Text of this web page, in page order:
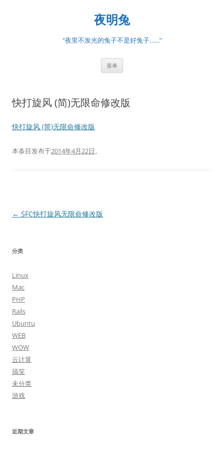
夜明兔
“夜里不发光的兔子不是好兔子……”
菜单
快打旋风 (简)无限命修改版
快打旋风 (简)无限命修改版
本条目发布于2014年4月22日。
文
航
← SFC快打旋风无限命修改版
分类
Linux
Mac
PHP
Rails
Ubuntu
WEB
WOW
云计算
搞笑
未分类
游戏
近期文章